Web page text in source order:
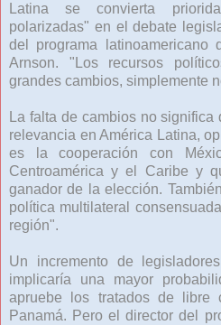
Latina se convierta
polarizadas" en el debate
del programa latinoamericano
Arnson. "Los recursos
grandes cambios, simplemente
La falta de cambios no
relevancia en América Latina,
es la cooperación con
Centroamérica y el Caribe y
ganador de la elección.
política multilateral
región".
Un incremento de
implicaría una mayor
apruebe los tratados de libre
Panamá. Pero el director del